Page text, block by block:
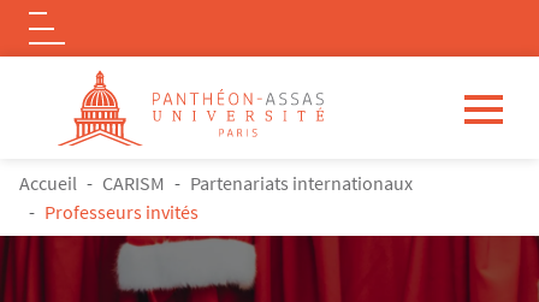
Aller au contenu principal
Logo
FIL D'ARIANE
Accueil CARISM
Partenariats internationaux
Professeurs invités